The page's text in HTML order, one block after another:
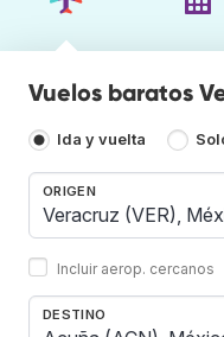
Vuelos baratos
Ida y vuelta
ORIGEN
Incluir aerop. cercanos
DESTINO